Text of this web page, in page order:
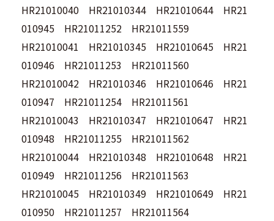
HR21010040 HR21010344 HR21010644 HR21
010945 HR21011252 HR21011559
HR21010041 HR21010345 HR21010645 HR21
010946 HR21011253 HR21011560
HR21010042 HR21010346 HR21010646 HR21
010947 HR21011254 HR21011561
HR21010043 HR21010347 HR21010647 HR21
010948 HR21011255 HR21011562
HR21010044 HR21010348 HR21010648 HR21
010949 HR21011256 HR21011563
HR21010045 HR21010349 HR21010649 HR21
010950 HR21011257 HR21011564